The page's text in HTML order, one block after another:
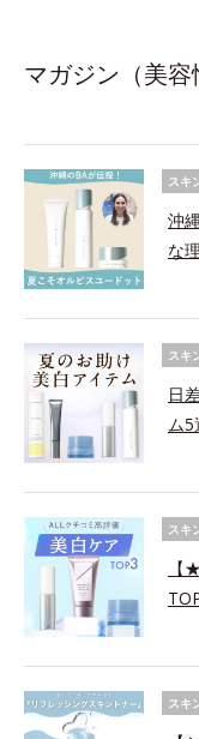
マガジン（美容
スキ
沖
な
スキ
日
ム5
スキ
【
スキ